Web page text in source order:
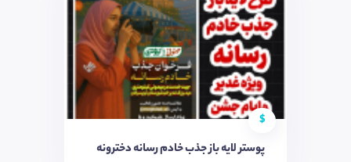
$
پوستر لایه باز جذب خادم رسانه دخترونه